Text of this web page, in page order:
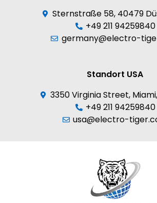
Sternstraße 58, 40479
+49 211 94259840
germany@electro-
Standort USA
3350 Virginia Street, Miami,
+49 211 94259840
usa@electro-